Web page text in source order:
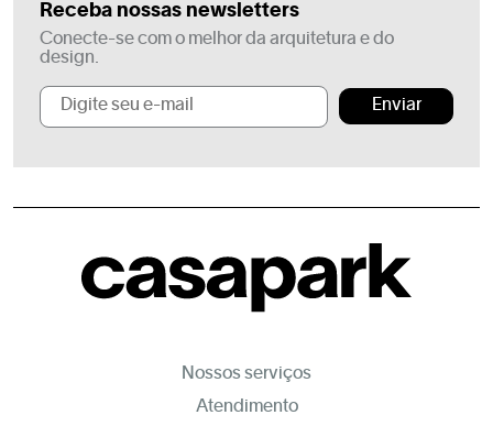
Receba nossas newsletters
Conecte-se com o melhor da arquitetura e do
design.
Enviar
Nossos serviços
Atendimento